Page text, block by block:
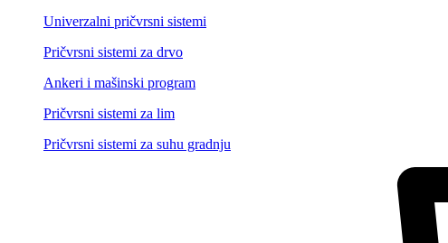
Univerzalni pričvrsni sistemi
Pričvrsni sistemi za drvo
Ankeri i mašinski program
Pričvrsni sistemi za lim
Pričvrsni sistemi za suhu gradnju